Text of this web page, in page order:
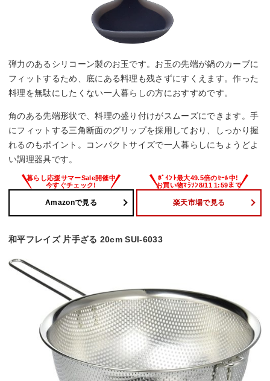
弾力のあるシリコーン製のお玉です。お玉の先端が鍋のカーブに
フィットするため、底にある料理も残さずにすくえます。作った
料理を無駄にしたくない一人暮らしの方におすすめです。
角のある先端形状で、料理の盛り付けがスムーズにできます。手
にフィットする三角断面のグリップを採用しており、しっかり握
れるのもポイント。コンパクトサイズで一人暮らしにちょうどよ
い調理器具です。
Amazonで見る 楽天市場で見る
和平フレイズ 片手ざる 20cm SUI-6033